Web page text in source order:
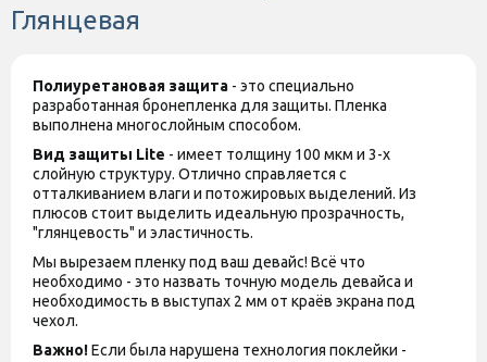
Глянцевая
Полиуретановая защита - это специально
разработанная бронепленка для защиты. Пленка
выполнена многослойным способом.
Вид защиты Lite - имеет толщину 100 мкм и 3-х
слойную структуру. Отлично справляется с
отталкиванием влаги и потожировых выделений. Из
плюсов стоит выделить идеальную прозрачность,
"глянцевость" и эластичность.
Мы вырезаем пленку под ваш девайс! Всё что
необходимо - это назвать точную модель девайса и
необходимость в выступах 2 мм от краёв экрана под
чехол.
Важно!Если была нарушена технология поклейки -